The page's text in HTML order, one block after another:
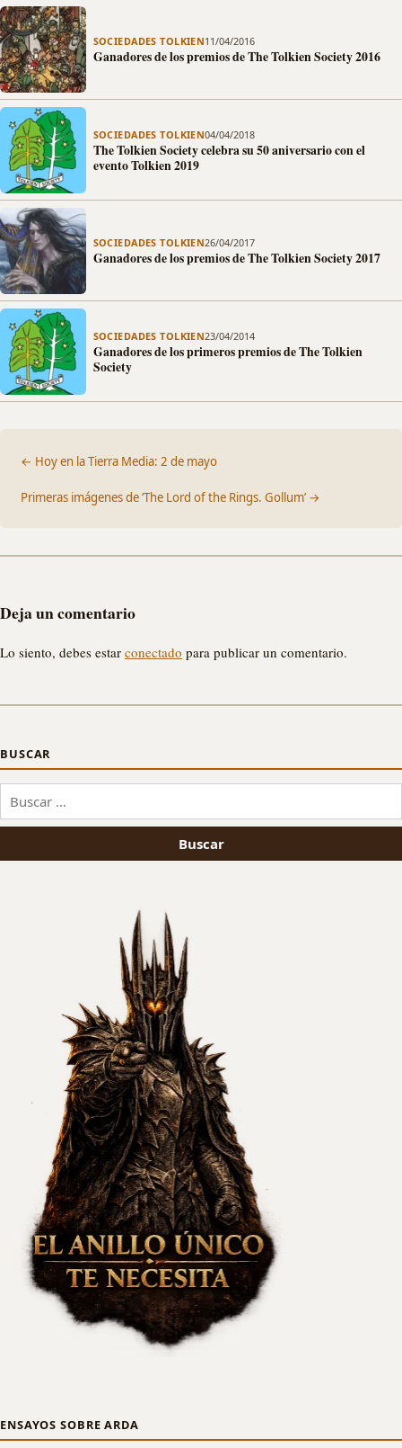
SOCIEDADES TOLKIEN11/04/2016
Ganadores de los premios de The Tolkien Society 2016
SOCIEDADES TOLKIEN04/04/2018
The Tolkien Society celebra su 50 aniversario con el
evento Tolkien 2019
SOCIEDADES TOLKIEN26/04/2017
Ganadores de los premios de The Tolkien Society 2017
SOCIEDADES TOLKIEN23/04/2014
Ganadores de los primeros premios de The Tolkien
Society
← Hoy en la Tierra Media: 2 de mayo
Primeras imágenes de ‘The Lord of the Rings. Gollum’ →
Deja un comentario
Lo siento, debes estar conectado para publicar un comentario.
BUSCAR
Buscar:
ENSAYOS SOBRE ARDA